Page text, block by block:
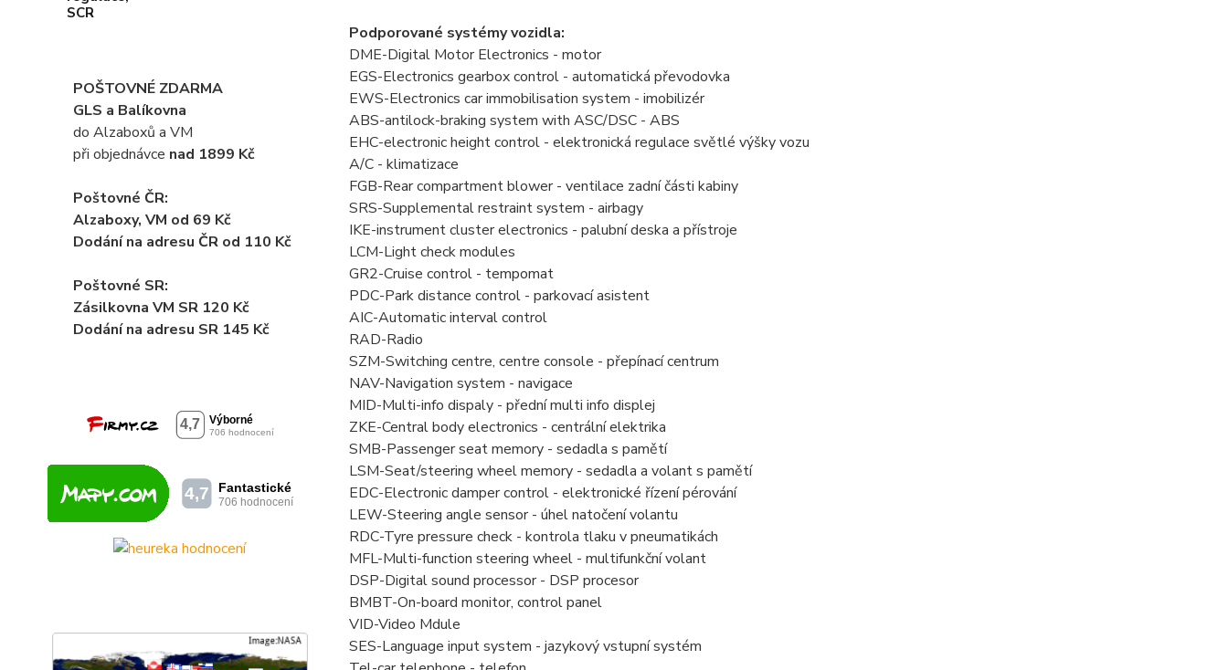
POŠTOVNÉ ZDARMA
GLS a Balíkovna
do Alzaboxů a VM
při objednávce nad 1899 Kč
Poštovné ČR:
Alzaboxy, VM od 69 Kč
Dodání na adresu ČR od 110 Kč
Poštovné SR:
Zásilkovna VM SR 120 Kč
Dodánína adresu SR 145 Kč
Podporované systémy vozidla:
DME-Digital Motor Electronics - motor
EGS-Electronics gearbox control - automatická převodovka
EWS-Electronics car immobilisation system - imobilizér
ABS-antilock-braking system with ASC/DSC - ABS
EHC-electronic height control - elektronická regulace světlé výšky vozu
A/C - klimatizace
FGB-Rear compartment blower - ventilace zadní části kabiny
SRS-Supplemental restraint system - airbagy
IKE-instrument cluster electronics - palubní deska a přístroje
LCM-Light check modules
GR2-Cruise control - tempomat
PDC-Park distance control - parkovací asistent
AIC-Automatic interval control
RAD-Radio
SZM-Switching centre, centre console - přepínací centrum
NAV-Navigation system - navigace
MID-Multi-info dispaly - přední multi info displej
ZKE-Central body electronics - centrální elektrika
SMB-Passenger seat memory - sedadla s pamětí
LSM-Seat/steering wheel memory - sedadla a volant s pamětí
EDC-Electronic damper control - elektronické řízení pérování
LEW-Steering angle sensor - úhel natočení volantu
RDC-Tyre pressure check - kontrola tlaku v pneumatikách
MFL-Multi-function steering wheel - multifunkční volant
DSP-Digital sound processor - DSP procesor
BMBT-On-board monitor, control panel
VID-Video Mdule
SES-Language input system - jazykový vstupní systém